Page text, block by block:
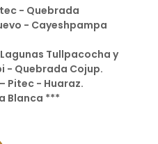
- Quebrada
- Cayeshpampa
Tullpacocha y
- Quebrada Cojup.
Pitec - Huaraz.
Blanca ***